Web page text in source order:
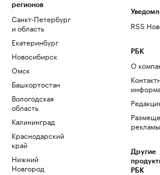
регионов
Санкт-Петербург
и область
Екатеринбург
Новосибирск
Омск
Башкортостан
Вологодская
область
Калининград
Краснодарский
край
Нижний
Новгород
RSS
РБК
О
рекламы
Другие
РБК